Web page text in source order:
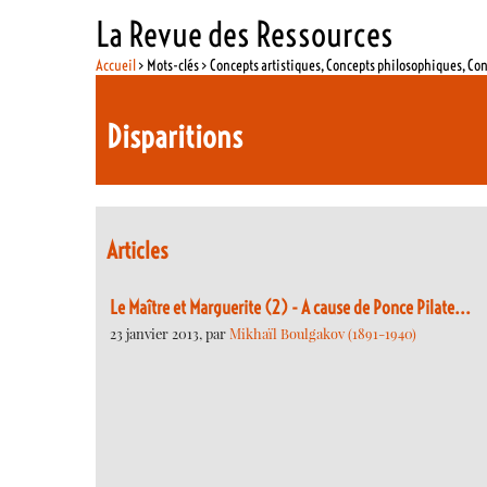
La Revue des Ressources
Accueil> Mots-clés > Concepts artistiques, Concepts philosophiques,
Disparitions
Articles
Le Maître et Marguerite (2) - A cause de Ponce Pilate...
23 janvier 2013, parMikhaïl Boulgakov (1891-1940)